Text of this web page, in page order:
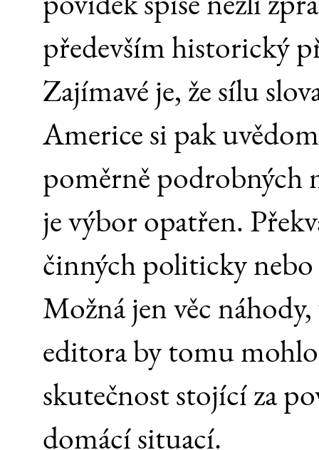
především historický
Zajímavé je, že sílu
Americe si pak
poměrně podrobných
je výbor opatřen.
činných politicky
Možná jen věc
editora by tomu
skutečnost stojící za
domácí situací.